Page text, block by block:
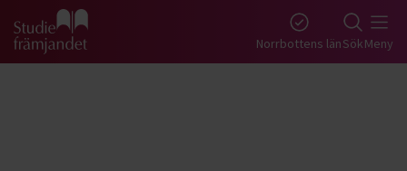
Gå till studiefrämjandets startsida Norrbottens länSökMeny